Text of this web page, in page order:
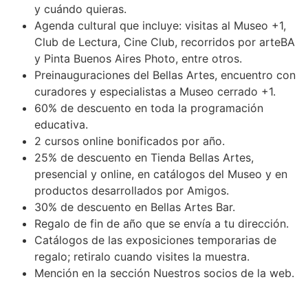
y cuándo quieras.
Agenda cultural que incluye: visitas al Museo +1,
Club de Lectura, Cine Club, recorridos por arteBA
y Pinta Buenos Aires Photo, entre otros.
Preinauguraciones del Bellas Artes, encuentro con
curadores y especialistas a Museo cerrado +1.
60% de descuento en toda la programación
educativa.
2 cursos online bonificados por año.
25% de descuento en Tienda Bellas Artes,
presencial y online, en catálogos del Museo y en
productos desarrollados por Amigos.
30% de descuento en Bellas Artes Bar.
Regalo de fin de año que se envía a tu dirección.
Catálogos de las exposiciones temporarias de
regalo; retiralo cuando visites la muestra.
Mención en la sección Nuestros socios de la web.